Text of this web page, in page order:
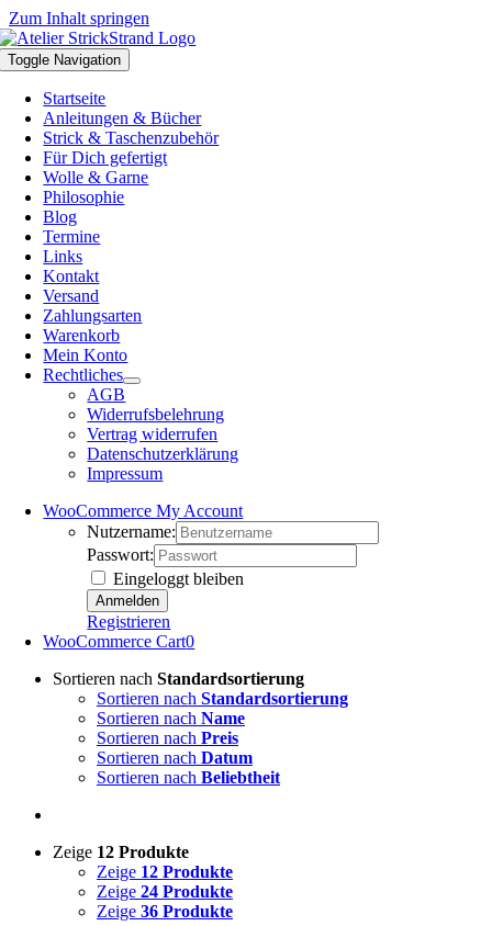
Zum Inhalt springen
Toggle Navigation
Startseite
Anleitungen & Bücher
Strick & Taschenzubehör
Für Dich gefertigt
Wolle & Garne
Philosophie
Blog
Termine
Links
Kontakt
Versand
Zahlungsarten
Warenkorb
Mein Konto
Rechtliches
AGB
Widerrufsbelehrung
Vertrag widerrufen
Datenschutzerklärung
Impressum
WooCommerce My Account
Nutzername:
Passwort:
Eingeloggt bleiben
Registrieren
WooCommerce Cart0
Sortieren nach Standardsortierung
Sortieren nach Standardsortierung
Sortieren nach Name
Sortieren nach Preis
Sortieren nach Datum
Sortieren nach Beliebtheit
Zeige 12 Produkte
Zeige 12 Produkte
Zeige 24 Produkte
Zeige 36 Produkte